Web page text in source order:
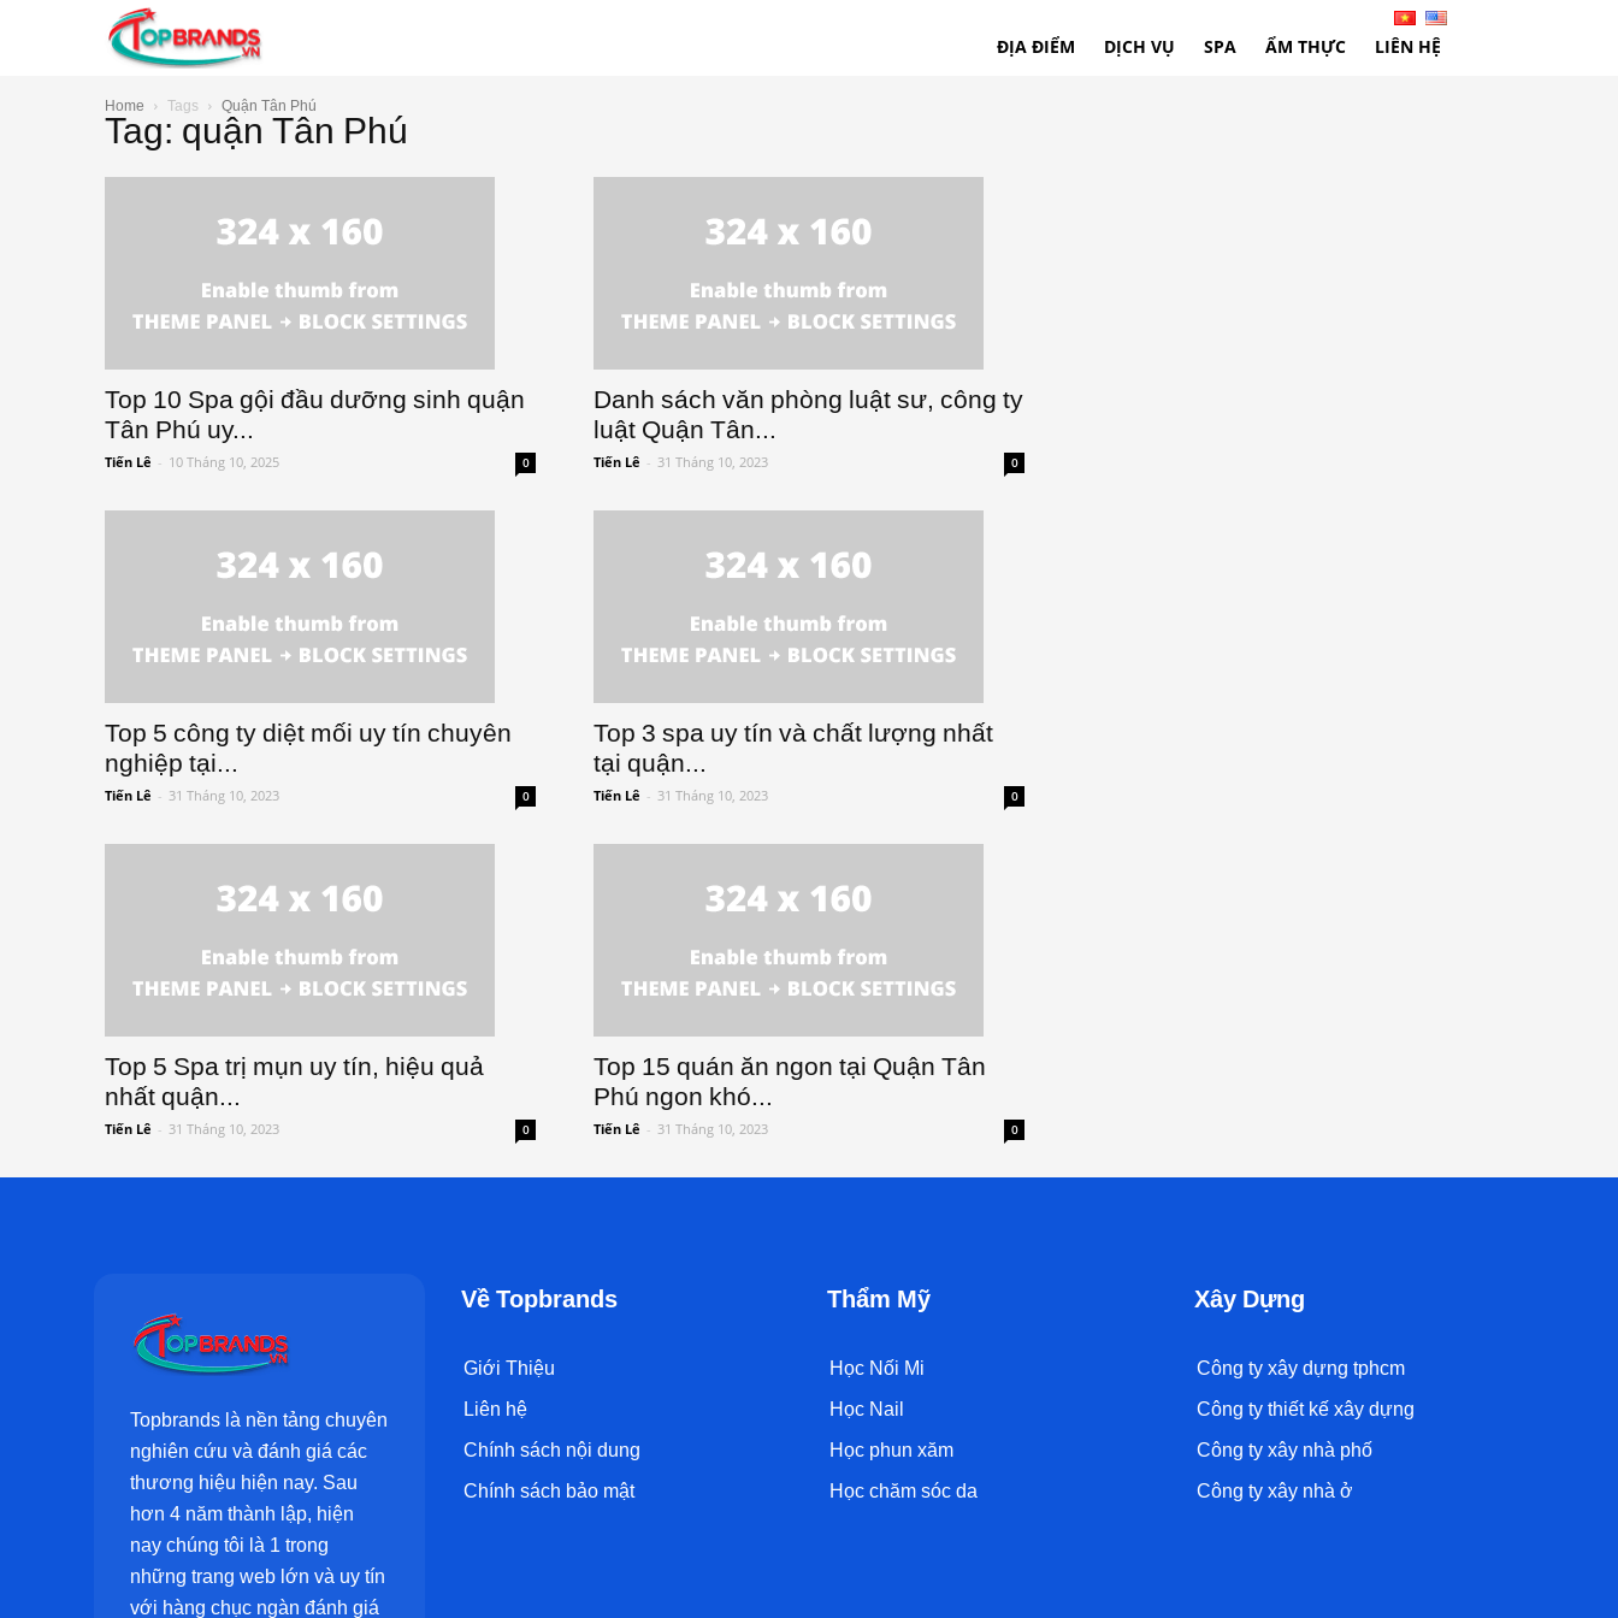
ĐỊA ĐIỂM DỊCH VỤ SPA ẨM THỰC LIÊN HỆ
Home Tags Quận Tân Phú
Tag: quận Tân Phú
Top 10 Spa gội đầu dưỡng sinh quận
Tân Phú uy...
Tiến Lê - 10 Tháng 10, 2025 0
Danh sách văn phòng luật sư, công ty
luật Quận Tân...
Tiến Lê - 31 Tháng 10, 2023 0
Top 5 công ty diệt mối uy tín chuyên
nghiệp tại...
Tiến Lê - 31 Tháng 10, 2023 0
Top 3 spa uy tín và chất lượng nhất
tại quận...
Tiến Lê - 31 Tháng 10, 2023 0
Top 5 Spa trị mụn uy tín, hiệu quả
nhất quận...
Tiến Lê - 31 Tháng 10, 2023 0
Top 15 quán ăn ngon tại Quận Tân
Phú ngon khó...
Tiến Lê - 31 Tháng 10, 2023 0
Topbrands là nền tảng chuyên
nghiên cứu và đánh giá các
thương hiệu hiện nay. Sau
hơn 4 năm thành lập, hiện
nay chúng tôi là 1 trong
những trang web lớn và uy tín
với hàng chục ngàn đánh giá
Về Topbrands
Giới Thiệu
Liên hệ
Chính sách nội dung
Chính sách bảo mật
Thẩm Mỹ
Học Nối Mi
Học Nail
Học phun xăm
Học chăm sóc da
Xây Dựng
Công ty xây dựng tphcm
Công ty thiết kế xây dựng
Công ty xây nhà phố
Công ty xây nhà ở